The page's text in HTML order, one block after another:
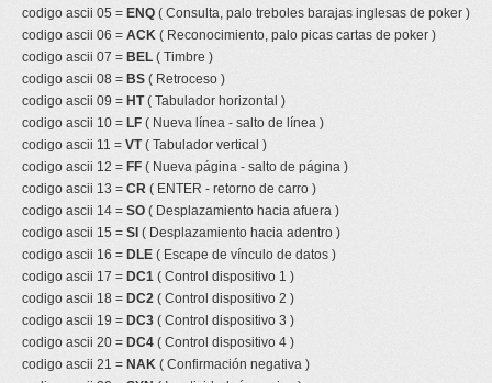
codigo ascii 05 = ENQ ( Consulta, palo treboles barajas inglesas de poker )
codigo ascii 06 = ACK ( Reconocimiento, palo picas cartas de poker )
codigo ascii 07 = BEL ( Timbre )
codigo ascii 08 = BS ( Retroceso )
codigo ascii 09 = HT( Tabulador horizontal )
codigo ascii 10 = LF ( Nueva línea - salto de línea )
codigo ascii 11 = VT( Tabulador vertical )
codigo ascii 12 = FF ( Nueva página - salto de página )
codigo ascii 13 = CR ( ENTER - retorno de carro )
codigo ascii 14 = SO ( Desplazamiento hacia afuera )
codigo ascii 15 = SI ( Desplazamiento hacia adentro )
codigo ascii 16 = DLE ( Escape de vínculo de datos )
codigo ascii 17 = DC1 ( Control dispositivo 1 )
codigo ascii 18 = DC2 ( Control dispositivo 2 )
codigo ascii 19 = DC3 ( Control dispositivo 3 )
codigo ascii 20 = DC4 ( Control dispositivo 4 )
codigo ascii 21 = NAK ( Confirmación negativa )